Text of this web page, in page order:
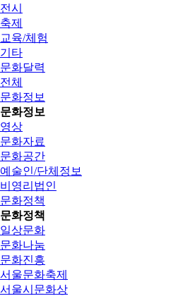
전시
축제
교육/체험
기타
문화달력
전체
문화정보
문화정보
영상
문화자료
문화공간
예술인/단체정보
비영리법인
문화정책
문화정책
일상문화
문화나눔
문화진흥
서울문화축제
서울시문화상